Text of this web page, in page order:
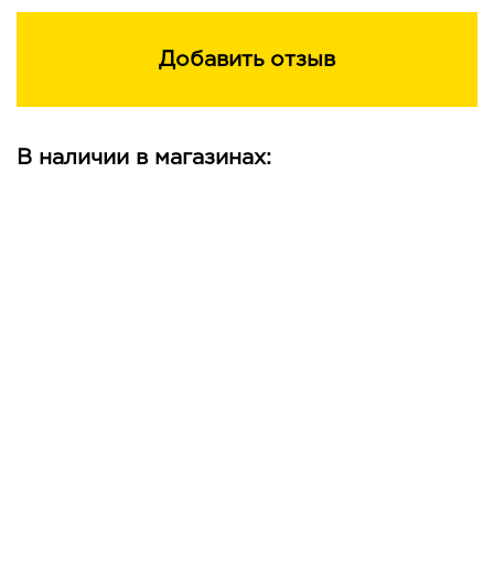
Добавить отзыв
В наличии в магазинах: